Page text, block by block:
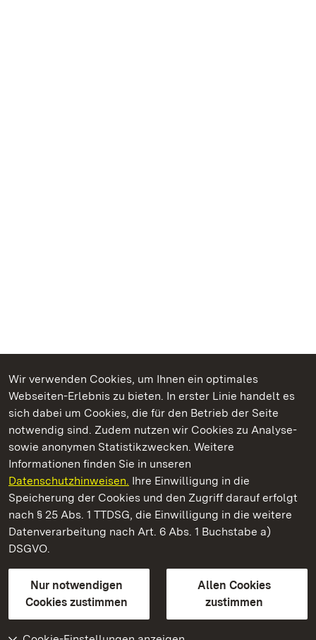
Wir verwenden Cookies, um Ihnen ein optimales
Webseiten-Erlebnis zu bieten. In erster Linie handelt es
sich dabei um Cookies, die für den Betrieb der Seite
notwendig sind. Zudem nutzen wir Cookies zu Analyse-
sowie anonymen Statistikzwecken. Weitere
Informationen finden Sie in unseren
Datenschutzhinweisen. Ihre Einwilligung in die
Speicherung der Cookies und den Zugriff darauf erfolgt
nach § 25 Abs. 1 TTDSG, die Einwilligung in die weitere
Datenverarbeitung nach Art. 6 Abs. 1 Buchstabe a)
DSGVO.
Nur notwendigen
Cookies zustimmen
Allen Cookies
zustimmen
Kommen. Staunen. Genießen.
Residenzschloss Rastatt
Staatliche Schlösser und Gärten Baden-Württemberg
Kontakt
GebärdenspracheLeichte Sprache
Erklärung zur Barrierefreiheit
BITV-konform (geprüfte Seiten)